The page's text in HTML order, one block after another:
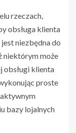
rzeczach,
obsługa klienta
niezbędna do
niektórym może
obsługi klienta
proste
bazy lojalnych